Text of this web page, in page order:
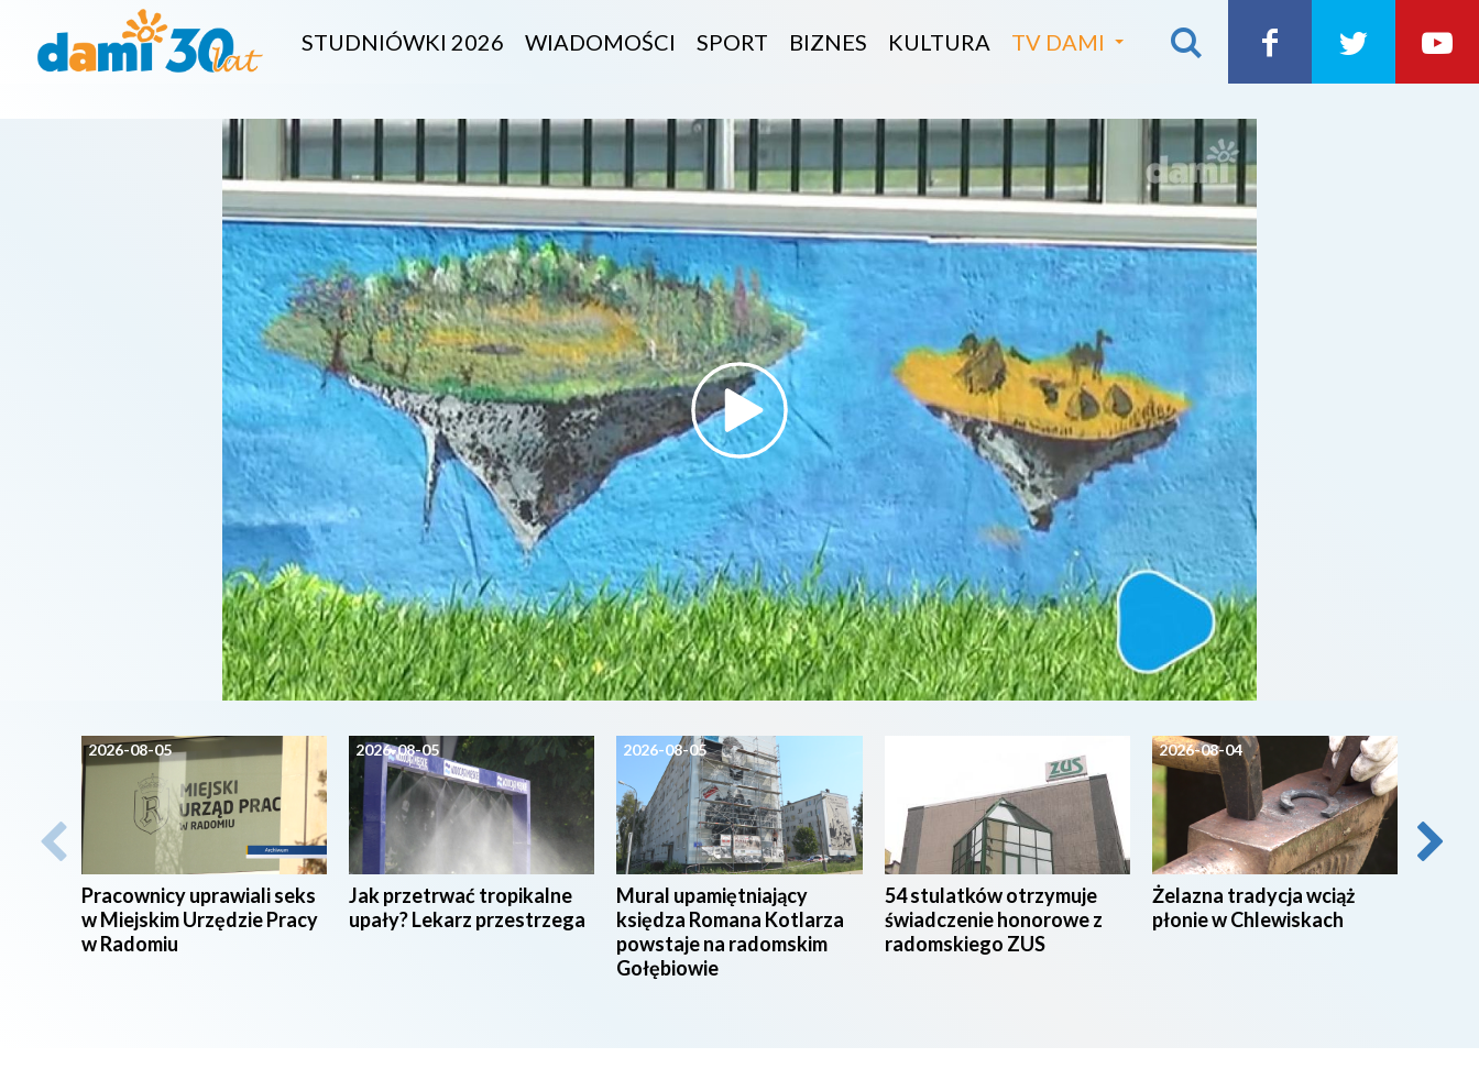
STUDNIÓWKI 2026 WIADOMOŚCI SPORT BIZNES KULTURA TV DAMI
2026-08-05
Pracownicy uprawiali seks
w Miejskim Urzędzie Pracy
w Radomiu
2026-08-05
Jak przetrwać tropikalne
upały? Lekarz przestrzega
2026-08-05
Mural upamiętniający
księdza Romana Kotlarza
powstaje na radomskim
Gołębiowie
54 stulatków otrzymuje
świadczenie honorowe z
radomskiego ZUS
2026-08-04
Żelazna tradycja wciąż
płonie w Chlewiskach